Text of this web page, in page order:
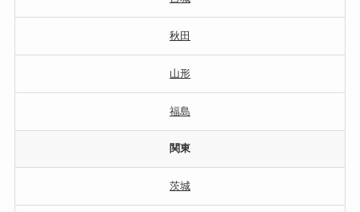
秋田
山形
福島
関東
茨城